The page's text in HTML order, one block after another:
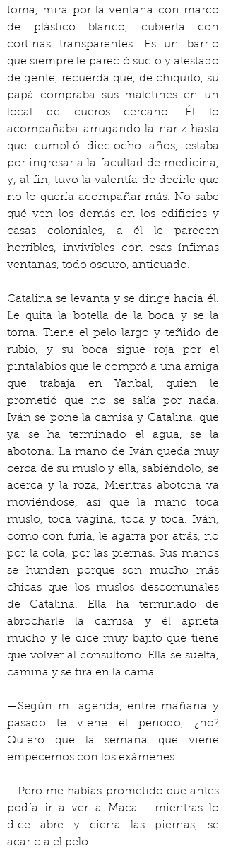
toma, mira por la ventana con marco
de plástico blanco, cubierta con
cortinas transparentes. Es un barrio
que siempre le pareció sucio y atestado
de gente, recuerda que, de chiquito, su
papá compraba sus maletines en un
local de cueros cercano. Él lo
acompañaba arrugando la nariz hasta
que cumplió dieciocho años, estaba
por ingresar a la facultad de medicina,
y, al fin, tuvo la valentía de decirle que
no lo quería acompañar más. No sabe
qué ven los demás en los edificios y
casas coloniales, a él le parecen
horribles, invivibles con esas ínfimas
ventanas, todo oscuro, anticuado.
Catalina se levanta y se dirige hacia él.
Le quita la botella de la boca y se la
toma. Tiene el pelo largo y teñido de
rubio, y su boca sigue roja por el
pintalabios que le compró a una amiga
que trabaja en Yanbal, quien le
prometió que no se salía por nada.
Iván se pone la camisa y Catalina, que
ya se ha terminado el agua, se la
abotona. La mano de Iván queda muy
cerca de su muslo y ella, sabiéndolo, se
acerca y la roza, Mientras abotona va
moviéndose, así que la mano toca
muslo, toca vagina, toca y toca. Iván,
como con furia, le agarra por atrás, no
por la cola, por las piernas. Sus manos
se hunden porque son mucho más
chicas que los muslos descomunales
de Catalina. Ella ha terminado de
abrocharle la camisa y él aprieta
mucho y le dice muy bajito que tiene
que volver al consultorio. Ella se suelta,
camina y se tira en la cama.
—Según mi agenda, entre mañana y
pasado te viene el periodo, ¿no?
Quiero que la semana que viene
empecemos con los exámenes.
—Pero me habías prometido que antes
podía ir a ver a Maca— mientras lo
dice abre y cierra las piernas, se
acaricia el pelo.